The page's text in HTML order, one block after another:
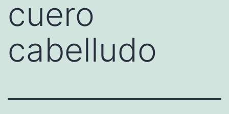
cuero
cabelludo